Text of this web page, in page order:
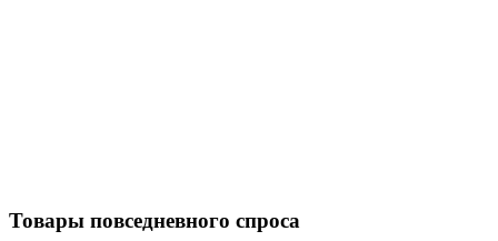
Товары повседневного спроса